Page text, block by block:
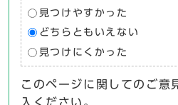
見つけやすかった
どちらともいえない
見つけにくかった
このページに関してのご意
入ください。